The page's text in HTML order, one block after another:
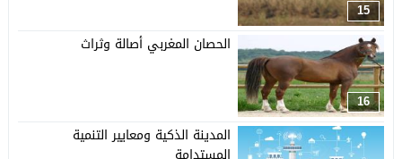
15
16
الحصان المغربي أصالة وثراث
المدينة الذكية ومعايير التنمية